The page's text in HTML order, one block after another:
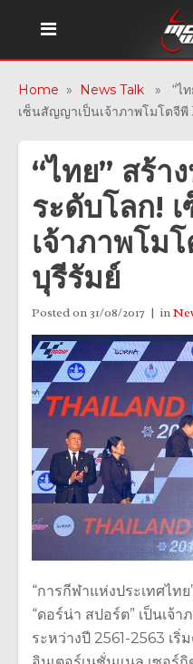
Home » News Talk » “ไท
เซ็นสัญญาเป็นเจ้าภาพโมโตจีพี
“ไทย” สร้า
ระดับโลก!
เจ้าภาพโม
บุรีรัมย์
Posted on 31/08/2017 in
“การกีฬาแห่งประเทศไท
“ดอร์น่า สปอร์ต” เป็นเจ้
ระหว่างปี 2561-2563 เ